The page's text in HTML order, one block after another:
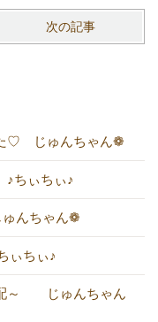
次の記事
♡ じゅんちゃん❁
ちぃちぃ♪
んちゃん❁
ぃちぃ♪
配～ じゅんちゃん